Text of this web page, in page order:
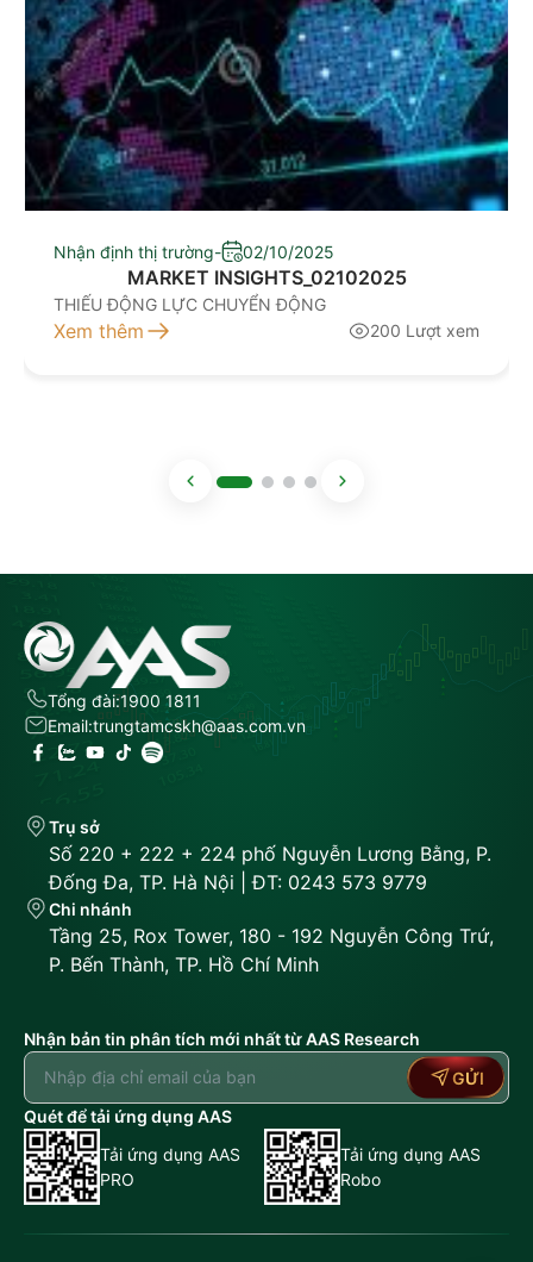
Nhận định thị trường- 02/10/2025
MARKET INSIGHTS_02102025
THIẾU ĐỘNG LỰC CHUYỂN ĐỘNG
Xem thêm 200 Lượt xem
Tổng đài:1900 1811
Email:trungtamcskh@aas.com.vn
Trụ sở
Số 220 + 222 + 224 phố Nguyễn Lương Bằng, P.
Đống Đa, TP. Hà Nội | ĐT: 0243 573 9779
Chi nhánh
Tầng 25, Rox Tower, 180 - 192 Nguyễn Công Trứ,
P. Bến Thành, TP. Hồ Chí Minh
Nhận bản tin phân tích mới nhất từ AAS Research
GỬI
Quét để tải ứng dụng AAS
Tải ứng dụng AAS
PRO
Tải ứng dụng AAS
Robo